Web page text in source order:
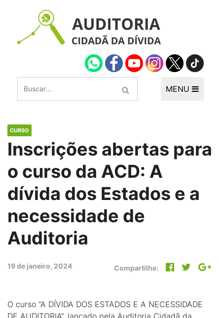
MENU
CURSO
Inscrições abertas para
o curso da ACD: A
dívida dos Estados e a
necessidade de
Auditoria
19 de janeiro, 2024 Compartilhe:
O curso “A DÍVIDA DOS ESTADOS E A NECESSIDADE
DE AUDITORIA”, lançado pela Auditoria Cidadã da